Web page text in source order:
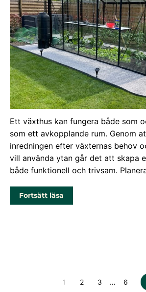
Inreda växthus: Så
inspirerande
Ett växthus kan fungera både som
som ett avkopplande rum. Genom
inredningen efter växternas behov
vill använda ytan går det att skapa
både funktionell och trivsam.
Fortsätt läsa
1 2 3 … 6